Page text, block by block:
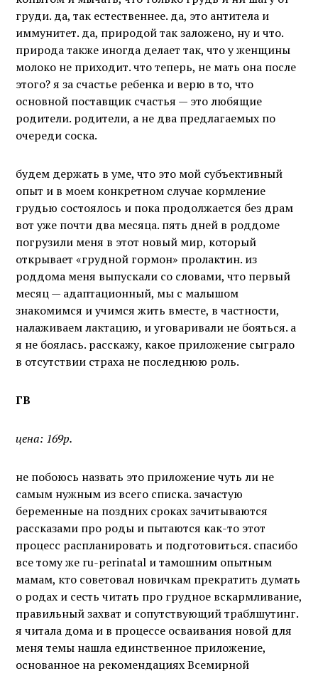
груди. да, так естественнее. да, это антитела и
иммунитет. да, природой так заложено, ну и что.
природа также иногда делает так, что у женщины
молоко не приходит. что теперь, не мать она после
этого? я за счастье ребенка и верю в то, что
основной поставщик счастья — это любящие
родители. родители, а не два предлагаемых по
очереди соска.
будем держать в уме, что это мой субъективный
опыт и в моем конкретном случае кормление
грудью состоялось и пока продолжается без драм
вот уже почти два месяца. пять дней в роддоме
погрузили меня в этот новый мир, который
открывает «грудной гормон» пролактин. из
роддома меня выпускали со словами, что первый
месяц — адаптационный, мы с малышом
знакомимся и учимся жить вместе, в частности,
налаживаем лактацию, и уговаривали не бояться. а
я не боялась. расскажу, какое приложение сыграло
в отсутствии страха не последнюю роль.
ГВ
цена: 169р.
не побоюсь назвать это приложение чуть ли не
самым нужным из всего списка. зачастую
беременные на поздних сроках зачитываются
рассказами про роды и пытаются как-то этот
процесс распланировать и подготовиться. спасибо
все тому же ru-perinatal и тамошним опытным
мамам, кто советовал новичкам прекратить думать
о родах и сесть читать про грудное вскармливание,
правильный захват и сопутствующий траблшутинг.
я читала дома и в процессе осваивания новой для
меня темы нашла единственное приложение,
основанное на рекомендациях Всемирной